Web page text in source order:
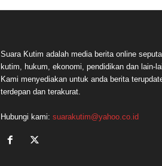
Suara Kutim adalah media berita online
kutim, hukum, ekonomi, pendidikan dan lain-
Kami menyediakan untuk anda berita
terdepan dan terakurat.
Hubungi kami: suarakutim@yahoo.co.id